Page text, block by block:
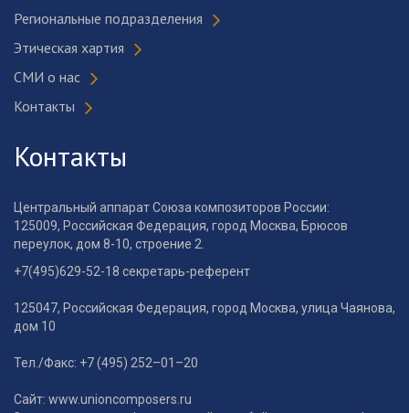
Региональные подразделения
Этическая хартия
СМИ о нас
Контакты
Контакты
Центральный аппарат Союза композиторов России:
125009, Российская Федерация, город Москва, Брюсов
переулок, дом 8-10, строение 2.
+7(495)629-52-18 секретарь-референт
125047, Российская Федерация, город Москва, улица Чаянова,
дом 10
Тел./Факс: +7 (495) 252–01–20
Сайт: www.unioncomposers.ru